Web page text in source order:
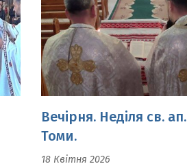
Вечірня. Неділя св. ап.
Томи.
18 Квітня 2026